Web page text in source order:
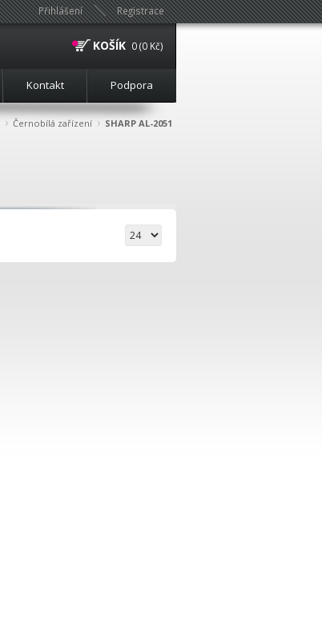
Přihlášení Registrace
KOŠÍK 0 (0 Kč)
Kontakt Podpora
› Černobílá zařízení › SHARP AL-2051